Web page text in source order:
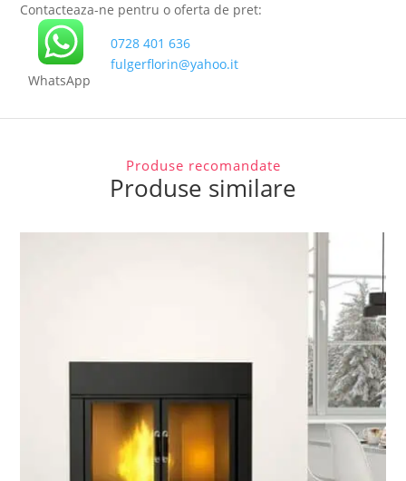
Contacteaza-ne pentru o oferta de pret:
WhatsApp
0728 401 636
fulgerflorin@yahoo.it
Produse recomandate
Produse similare